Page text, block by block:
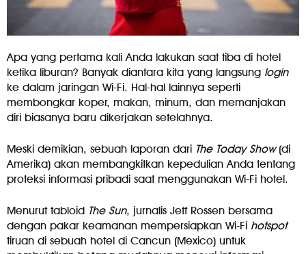
Apa yang pertama kali Anda lakukan saat tiba di hotel
ketika liburan? Banyak diantara kita yang langsung login
ke dalam jaringan Wi-Fi. Hal-hal lainnya seperti
membongkar koper, makan, minum, dan memanjakan
diri biasanya baru dikerjakan setelahnya.
Meski demikian, sebuah laporan dari The Today Show(di
Amerika) akan membangkitkan kepedulian Anda tentang
proteksi informasi pribadi saat menggunakan Wi-Fi hotel.
Menurut tabloid The Sun, jurnalis Jeff Rossen bersama
dengan pakar keamanan mempersiapkan Wi-Fi hotspot
tiruan di sebuah hotel di Cancun (Mexico) untuk